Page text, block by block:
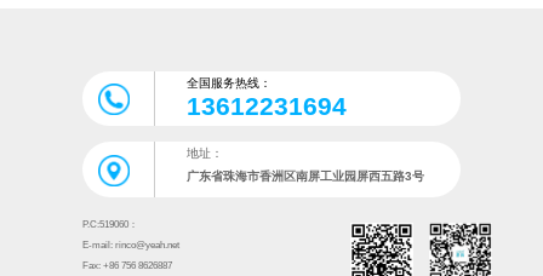
全国服务热线：
13612231694
地址：
广东省珠海市香洲区南屏工业园屏西五路3号
P.C:519060：
E-mail: rinco@yeah.net
Fax: +86 756 8626887